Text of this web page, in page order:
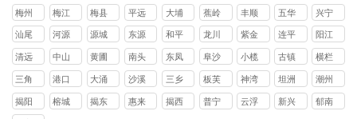
市
市
市
区
区
县
县
县
梅州
梅江
区
梅县
区
平远
县
大埔
县
蕉岭
县
丰顺
县
五华
县
兴宁
市
汕尾 河源
源城
区
东源
县
和平
县
龙川
县
紫金
县
连平
县
阳江
清远 中山
黄圃
镇
南头
镇
东凤
镇
阜沙
镇
小榄
镇
古镇
镇
横栏
镇
三角
镇
港口
镇
大涌
镇
沙溪
镇
三乡
镇
板芙
镇
神湾
镇
坦洲
镇
潮州
揭阳
榕城
揭东
惠来
揭西
普宁
云浮
新兴
郁南